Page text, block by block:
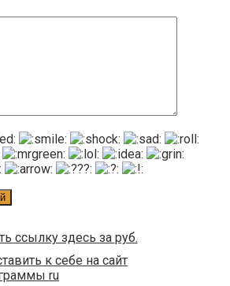
ссылку здесь за руб.
к себе на сайт
ru